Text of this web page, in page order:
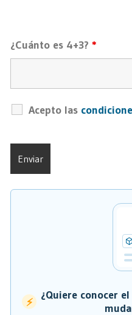
¿Cuánto es 4+3? *
Acepto las
⚡
¿Quiere conocer